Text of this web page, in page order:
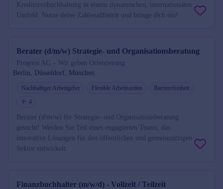
Kreditorenbuchhaltung in einem dynamischen, internationalen
Umfeld. Nutze deine Zahlenaffinität und bringe dich ein!
Berater (d/m/w) Strategie- und Organisationsberatung
Prognos AG – Wir geben Orientierung.
Berlin, Düsseldorf, München
Nachhaltiger Arbeitgeber Flexible Arbeitszeiten
Barrierefreiheit
4
Berater (d/m/w) für Strategie- und Organisationsberatung
gesucht! Werden Sie Teil eines engagierten Teams, das
innovative Lösungen für den öffentlichen und gemeinnützigen
Sektor entwickelt.
Finanzbuchhalter (m/w/d) - Vollzeit / Teilzeit